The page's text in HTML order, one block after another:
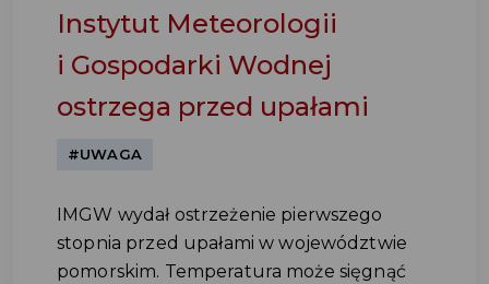
Instytut Meteorologii
i Gospodarki Wodnej
ostrzega przed upałami
#UWAGA
IMGW wydał ostrzeżenie pierwszego
stopnia przed upałami w województwie
pomorskim. Temperatura może sięgnąć